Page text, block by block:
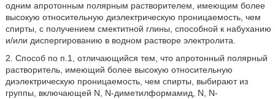
одним апротонным полярным растворителем, имеющим более
высокую относительную диэлектрическую проницаемость, чем
спирты, с получением смектитной глины, способной к набуханию
и/или диспергированию в водном растворе электролита.
2. Способ по п.1, отличающийся тем, что апротонный полярный
растворитель, имеющий более высокую относительную
диэлектрическую проницаемость, чем спирты, выбирают из
группы, включающей N, N-диметилформамид, N, N-